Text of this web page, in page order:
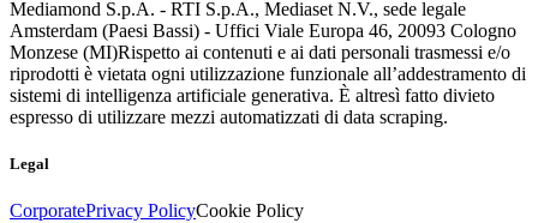
Mediamond S.p.A. - RTI S.p.A., Mediaset N.V., sede legale
Amsterdam (Paesi Bassi) - Uffici Viale Europa 46, 20093 Cologno
Monzese (MI)Rispetto ai contenuti e ai dati personali trasmessi e/o
riprodotti è vietata ogni utilizzazione funzionale all’addestramento di
sistemi di intelligenza artificiale generativa. È altresì fatto divieto
espresso di utilizzare mezzi automatizzati di data scraping.
Legal
CorporatePrivacy PolicyCookie Policy